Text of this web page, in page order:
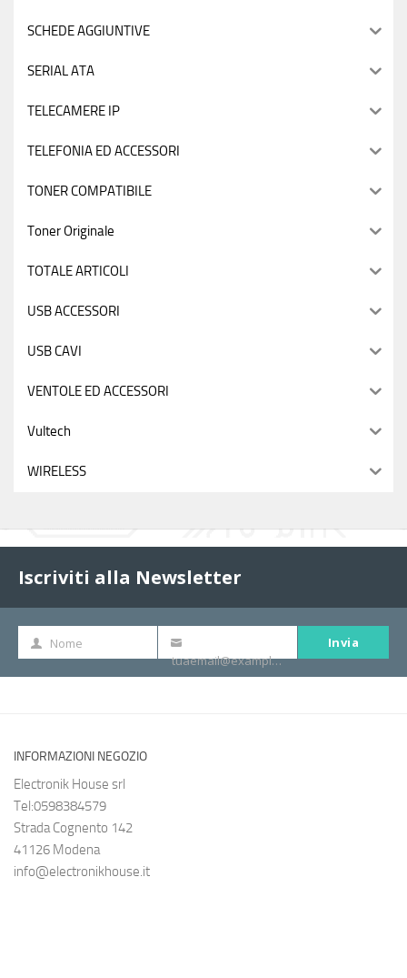
SCHEDE AGGIUNTIVE
SERIAL ATA
TELECAMERE IP
TELEFONIA ED ACCESSORI
TONER COMPATIBILE
Toner Originale
TOTALE ARTICOLI
USB ACCESSORI
USB CAVI
VENTOLE ED ACCESSORI
Vultech
WIRELESS
Iscriviti alla Newsletter
Nome
Nome
tua
tuaemail@example.com
Invia
INFORMAZIONI NEGOZIO
Electronik House srl
Tel:0598384579
Strada Cognento 142
41126 Modena
info@electronikhouse.it